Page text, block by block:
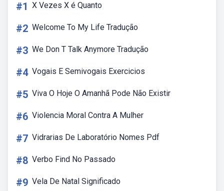
#1 X Vezes X é Quanto
#2 Welcome To My Life Tradução
#3 We Don T Talk Anymore Tradução
#4 Vogais E Semivogais Exercicios
#5 Viva O Hoje O Amanhã Pode Não Existir
#6 Violencia Moral Contra A Mulher
#7 Vidrarias De Laboratório Nomes Pdf
#8 Verbo Find No Passado
#9 Vela De Natal Significado